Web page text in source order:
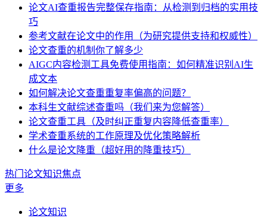
论文AI查重报告完整保存指南：从检测到归档的实用技
巧
参考文献在论文中的作用（为研究提供支持和权威性）
论文查重的机制你了解多少
AIGC内容检测工具免费使用指南：如何精准识别AI生
成文本
如何解决论文查重重复率偏高的问题？
本科生文献综述查重吗（我们来为您解答）
论文查重工具（及时纠正重复内容降低查重率）
学术查重系统的工作原理及优化策略解析
什么是论文降重（超好用的降重技巧）
热门论文知识焦点
更多
论文知识